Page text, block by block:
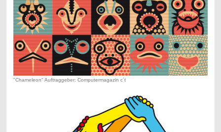
"Chameleon" Auftraggeber: Computermagazin c´t